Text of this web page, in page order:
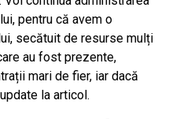
pentru că avem o
secătuit de resurse mulți
au fost prezente,
mari de fier, iar dacă
la articol.